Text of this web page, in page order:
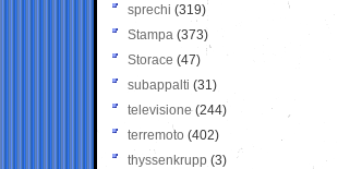
sprechi (319)
Stampa (373)
Storace (47)
subappalti (31)
televisione(244)
terremoto (402)
thyssenkrupp (3)